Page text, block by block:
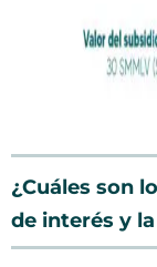
¿Cuáles son
de interés y